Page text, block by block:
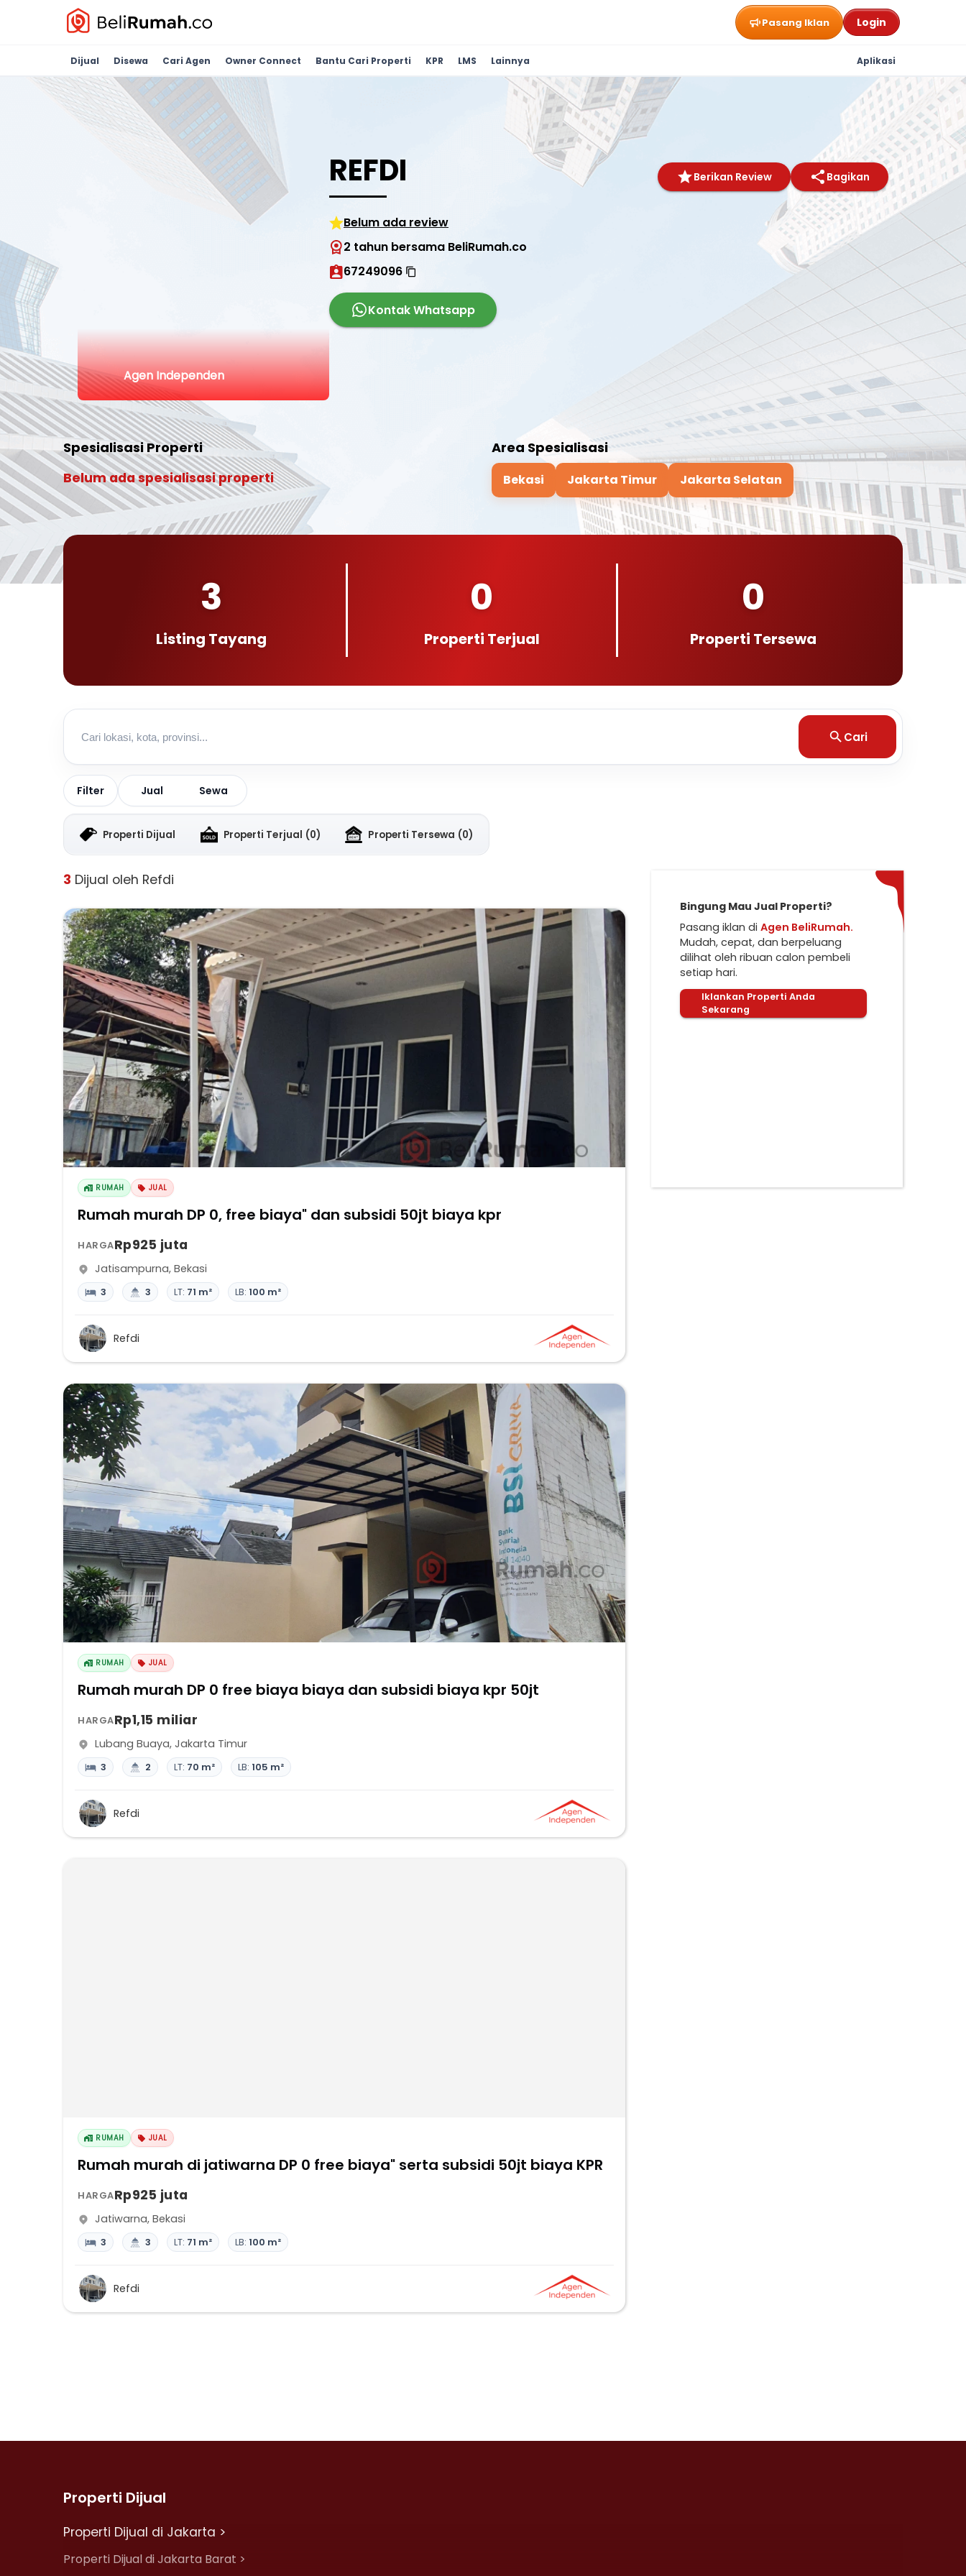
Pasang Iklan Login
Dijual Disewa Cari Agen Owner Connect Bantu Cari Properti KPR LMS Lainnya Aplikasi
Agen Independen
REFDI Berikan Review Bagikan
Belum ada review
2 tahun bersama BeliRumah.co
67249096
Kontak Whatsapp
Spesialisasi Properti
Belum ada spesialisasi properti
Area Spesialisasi
Bekasi Jakarta Timur Jakarta Selatan
3
Listing Tayang
0
Properti Terjual
0
Properti Tersewa
Cari
Filter Jual Sewa
Properti Dijual Properti Terjual (0) Properti Tersewa (0)
3 Dijual oleh Refdi
RUMAH JUAL
Rumah murah DP 0, free biaya" dan subsidi 50jt biaya kpr
HARGARp925 juta
Jatisampurna, Bekasi
3 3 LT: 71 m² LB: 100 m²
Refdi
RUMAH JUAL
Rumah murah DP 0 free biaya biaya dan subsidi biaya kpr 50jt
HARGARp1,15 miliar
Lubang Buaya, Jakarta Timur
3 2 LT: 70 m² LB: 105 m²
Refdi
RUMAH JUAL
Rumah murah di jatiwarna DP 0 free biaya" serta subsidi 50jt biaya KPR
HARGARp925 juta
Jatiwarna, Bekasi
3 3 LT: 71 m² LB: 100 m²
Refdi
Bingung Mau Jual Properti?
Pasang iklan di Agen BeliRumah.
Mudah, cepat, dan berpeluang
dilihat oleh ribuan calon pembeli
setiap hari.
Iklankan Properti Anda
Sekarang
Properti Dijual
Properti Dijual di Jakarta >
Properti Dijual di Jakarta Barat >